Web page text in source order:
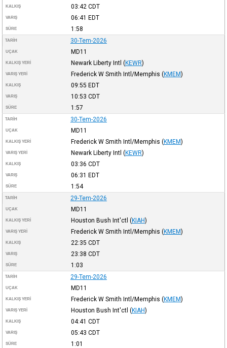
KALKIŞ 03:42 CDT
VARIŞ 06:41 EDT
SÜRE 1:58
TARIH 30-Tem-2026
UÇAK MD11
KALKIŞ YERI Newark Liberty Intl (KEWR)
VARIŞ YERI Frederick W Smith Intl/Memphis (KMEM)
KALKIŞ 09:55 EDT
VARIŞ 10:53 CDT
SÜRE 1:57
TARIH 30-Tem-2026
UÇAK MD11
KALKIŞ YERI Frederick W Smith Intl/Memphis (KMEM)
VARIŞ YERI Newark Liberty Intl (KEWR)
KALKIŞ 03:36 CDT
VARIŞ 06:31 EDT
SÜRE 1:54
TARIH 29-Tem-2026
UÇAK MD11
KALKIŞ YERI Houston Bush Int'ctl (KIAH)
VARIŞ YERI Frederick W Smith Intl/Memphis (KMEM)
KALKIŞ 22:35 CDT
VARIŞ 23:38 CDT
SÜRE 1:03
TARIH 29-Tem-2026
UÇAK MD11
KALKIŞ YERI Frederick W Smith Intl/Memphis (KMEM)
VARIŞ YERI Houston Bush Int'ctl (KIAH)
KALKIŞ 04:41 CDT
VARIŞ 05:43 CDT
SÜRE 1:01